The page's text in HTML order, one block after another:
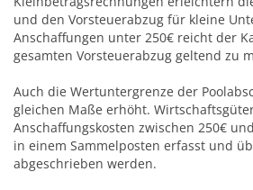
und den Vorsteuerabzug für kleine
Anschaffungen unter 250€ reicht der
gesamten Vorsteuerabzug geltend zu
Auch die Wertuntergrenze der
gleichen Maße erhöht.
Anschaffungskosten zwischen 250€
in einem Sammelposten erfasst und
abgeschrieben werden.